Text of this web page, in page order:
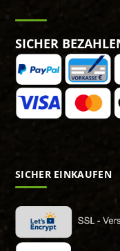
SICHER
SICHER EINKAUFEN